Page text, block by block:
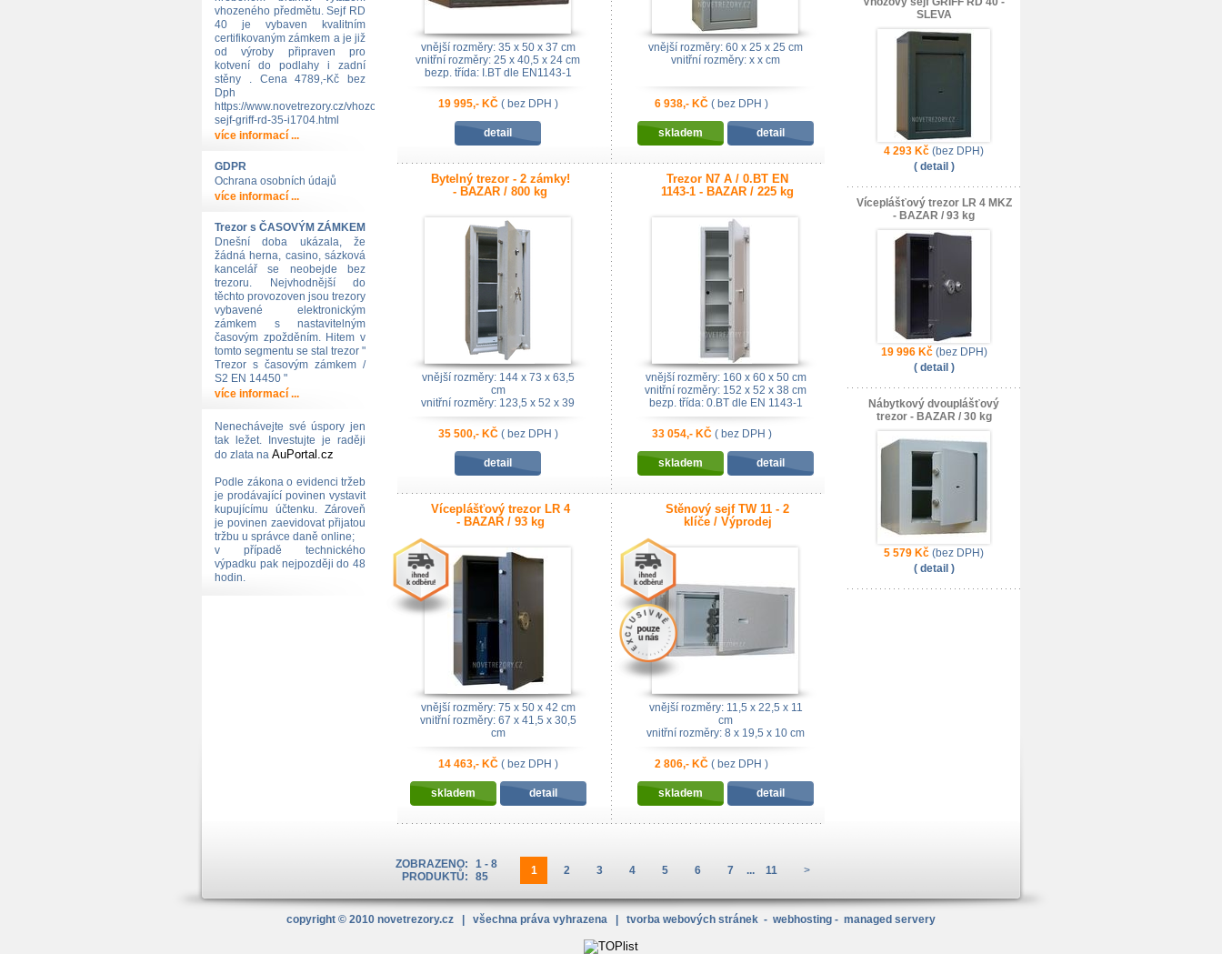
vhozeného předmětu. Sejf RD
40 je vybaven kvalitním
certifikovaným zámkem a je již
od výroby připraven pro
kotvení do podlahy i zadní
stěny . Cena 4789,-Kč bez
Dph
https://www.novetrezory.cz/vhozovy-
sejf-griff-rd-35-i1704.html
více informací ...
GDPR
Ochrana osobních údajů
více informací ...
Trezor s ČASOVÝM ZÁMKEM
Dnešní doba ukázala, že
žádná herna, casino, sázková
kancelář se neobejde bez
trezoru. Nejvhodnější do
těchto provozoven jsou trezory
vybavené elektronickým
zámkem s nastavitelným
časovým zpožděním. Hitem v
tomto segmentu se stal trezor "
Trezor s časovým zámkem /
S2 EN 14450 "
více informací ...
Nenechávejte své úspory jen
tak ležet. Investujte je raději
do zlata na AuPortal.cz
Podle zákona o evidenci tržeb
je prodávající povinen vystavit
kupujícímu účtenku. Zároveň
je povinen zaevidovat přijatou
tržbu u správce daně online;
v případě technického
výpadku pak nejpozději do 48
hodin.
vnější rozměry: 35 x 50 x 37 cm
vnitřní rozměry: 25 x 40,5 x 24 cm
bezp. třída: I.BT dle EN1143-1
19 995,- KČ( bez DPH )
detail
vnější rozměry: 60 x 25 x 25 cm
vnitřní rozměry: x x cm
6 938,- KČ ( bez DPH )
skladem detail
Bytelný trezor - 2 zámky!
- BAZAR / 800 kg
vnější rozměry: 144 x 73 x 63,5
cm
vnitřní rozměry: 123,5 x 52 x 39
cm
35 500,- KČ( bez DPH )
detail
Trezor N7 A / 0.BT EN
1143-1 - BAZAR / 225 kg
vnější rozměry: 160 x 60 x 50 cm
vnitřní rozměry: 152 x 52 x 38 cm
bezp. třída: 0.BT dle EN 1143-1
33 054,- KČ( bez DPH )
skladem detail
Víceplášťový trezor LR 4
- BAZAR / 93 kg
vnější rozměry: 75 x 50 x 42 cm
vnitřní rozměry: 67 x 41,5 x 30,5
cm
14 463,- KČ( bez DPH )
skladem detail
Stěnový sejf TW 11 - 2
klíče / Výprodej
vnější rozměry: 11,5 x 22,5 x 11
cm
vnitřní rozměry: 8 x 19,5 x 10 cm
2 806,- KČ ( bez DPH )
skladem detail
ZOBRAZENO:
PRODUKTŮ:
1 - 8
85
1 2 3 4 5 6 7 ... 11 >
SLEVA
4 293 Kč (bez DPH)
( detail )
Víceplášťový trezor LR 4 MKZ
- BAZAR / 93 kg
19 996 Kč(bez DPH)
( detail )
Nábytkový dvouplášťový
trezor - BAZAR / 30 kg
5 579 Kč (bez DPH)
( detail )
copyright © 2010 novetrezory.cz | všechna práva vyhrazena | tvorba webových stránek - webhosting - managed servery